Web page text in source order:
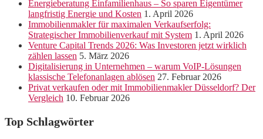
Energieberatung Einfamilienhaus – So sparen Eigentümer
langfristig Energie und Kosten 1. April 2026
Immobilienmakler für maximalen Verkaufserfolg:
Strategischer Immobilienverkauf mit System 1. April 2026
Venture Capital Trends 2026: Was Investoren jetzt wirklich
zählen lassen 5. März 2026
Digitalisierung in Unternehmen – warum VoIP-Lösungen
klassische Telefonanlagen ablösen 27. Februar 2026
Privat verkaufen oder mit Immobilienmakler Düsseldorf? Der
Vergleich 10. Februar 2026
Top Schlagwörter